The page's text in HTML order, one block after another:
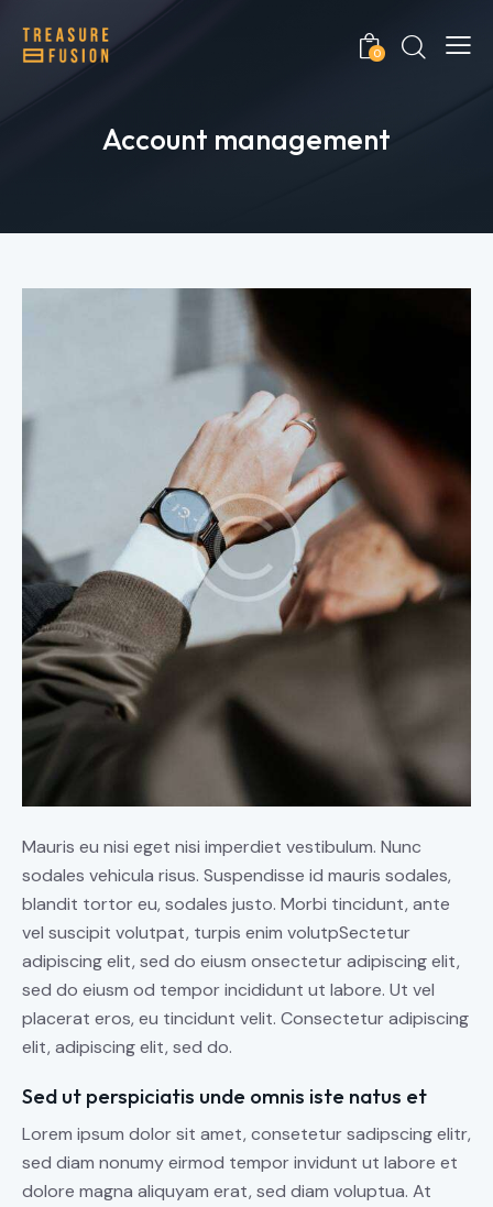
0
Account management
Mauris eu nisi eget nisi imperdiet vestibulum. Nunc
sodales vehicula risus. Suspendisse id mauris sodales,
blandit tortor eu, sodales justo. Morbi tincidunt, ante
vel suscipit volutpat, turpis enim volutpSectetur
adipiscing elit, sed do eiusm onsectetur adipiscing elit,
sed do eiusm od tempor incididunt ut labore. Ut vel
placerat eros, eu tincidunt velit. Consectetur adipiscing
elit, adipiscing elit, sed do.
Sed ut perspiciatis unde omnis iste natus et
Lorem ipsum dolor sit amet, consetetur sadipscing elitr,
sed diam nonumy eirmod tempor invidunt ut labore et
dolore magna aliquyam erat, sed diam voluptua. At